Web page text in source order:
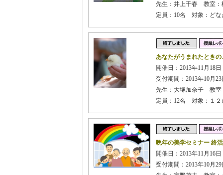
先生：井上千春 教室：
定員：10名 対象：どな
あなたがうまれたときの
開催日：2013年11月18
受付期間：2013年10月
先生：大塚加奈子 教室
定員：12名 対象：１２
晩年の美学セミナー 終
開催日：2013年11月16
受付期間：2013年10月